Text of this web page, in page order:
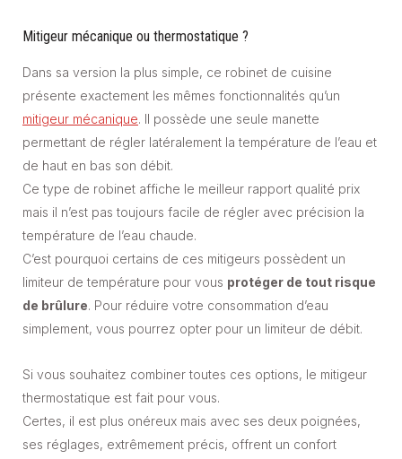
Mitigeur mécanique ou thermostatique ?
Dans sa version la plus simple, ce robinet de cuisine
présente exactement les mêmes fonctionnalités qu’un
mitigeur mécanique. Il possède une seule manette
permettant de régler latéralement la température de l’eau et
de haut en bas son débit.
Ce type de robinet affiche le meilleur rapport qualité prix
mais il n’est pas toujours facile de régler avec précision la
température de l’eau chaude.
C’est pourquoi certains de ces mitigeurs possèdent un
limiteur de température pour vous protéger de tout risque
de brûlure. Pour réduire votre consommation d’eau
simplement, vous pourrez opter pour un limiteur de débit.
Si vous souhaitez combiner toutes ces options, le mitigeur
thermostatique est fait pour vous.
Certes, il est plus onéreux mais avec ses deux poignées,
ses réglages, extrêmement précis, offrent un confort